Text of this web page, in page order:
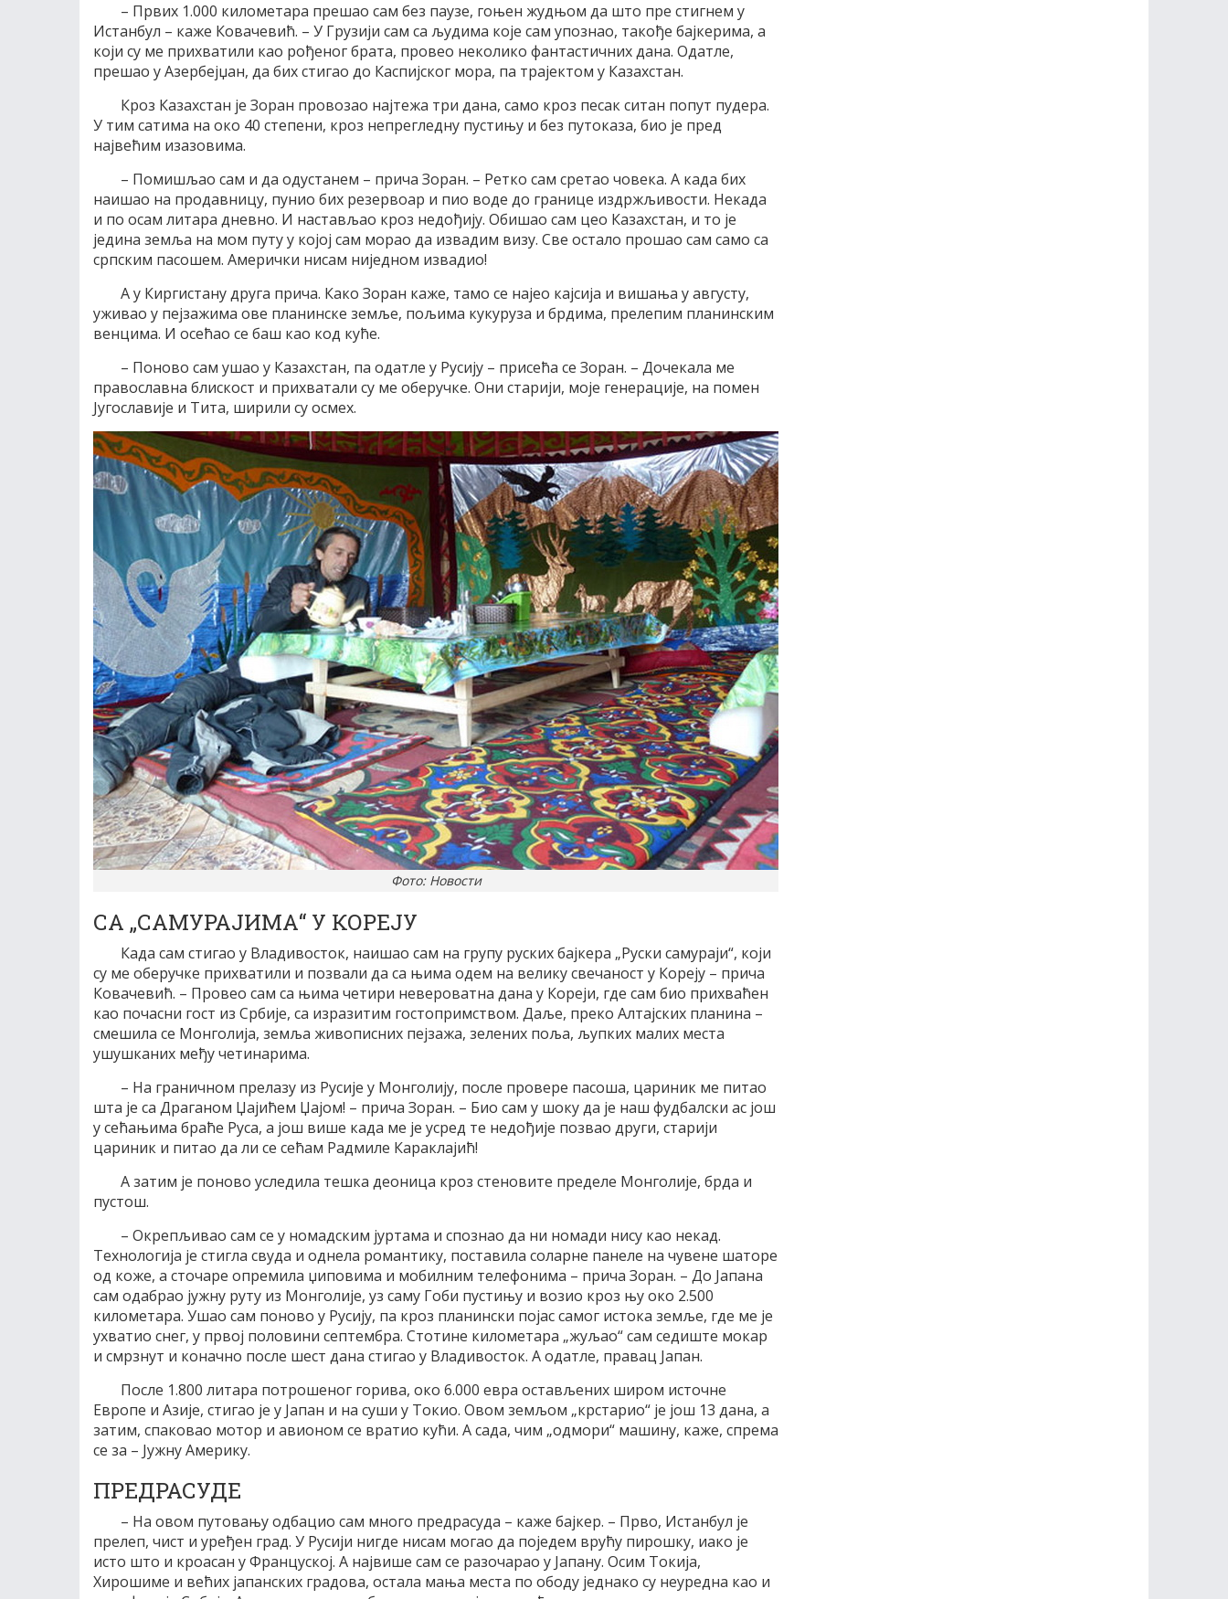
– Првих 1.000 километара прешао сам без паузе, гоњен жудњом да што пре стигнем у
Истанбул – каже Ковачевић. – У Грузији сам са људима које сам упознао, такође бајкерима, а
који су ме прихватили као рођеног брата, провео неколико фантастичних дана. Одатле,
прешао у Азербејџан, да бих стигао до Каспијског мора, па трајектом у Казахстан.
Кроз Казахстан је Зоран провозао најтежа три дана, само кроз песак ситан попут пудера.
У тим сатима на око 40 степени, кроз непрегледну пустињу и без путоказа, био је пред
највећим изазовима.
– Помишљао сам и да одустанем – прича Зоран. – Ретко сам сретао човека. А када бих
наишао на продавницу, пунио бих резервоар и пио воде до границе издржљивости. Некада
и по осам литара дневно. И настављао кроз недођију. Обишао сам цео Казахстан, и то је
једина земља на мом путу у којој сам морао да извадим визу. Све остало прошао сам само са
српским пасошем. Амерички нисам ниједном извадио!
А у Киргистану друга прича. Како Зоран каже, тамо се најео кајсија и вишања у августу,
уживао у пејзажима ове планинске земље, пољима кукуруза и брдима, прелепим планинским
венцима. И осећао се баш као код куће.
– Поново сам ушао у Казахстан, па одатле у Русију – присећа се Зоран. – Дочекала ме
православна блискост и прихватали су ме оберучке. Они старији, моје генерације, на помен
Југославије и Тита, ширили су осмех.
Фото: Новости
СА „САМУРАЈИМА“ У КОРЕЈУ
Када сам стигао у Владивосток, наишао сам на групу руских бајкера „Руски самураји“, који
су ме оберучке прихватили и позвали да са њима одем на велику свечаност у Кореју – прича
Ковачевић. – Провео сам са њима четири невероватна дана у Кореји, где сам био прихваћен
као почасни гост из Србије, са изразитим гостопримством. Даље, преко Алтајских планина –
смешила се Монголија, земља живописних пејзажа, зелених поља, љупких малих места
ушушканих међу четинарима.
– На граничном прелазу из Русије у Монголију, после провере пасоша, цариник ме питао
шта је са Драганом Џајићем Џајом! – прича Зоран. – Био сам у шоку да је наш фудбалски ас још
у сећањима браће Руса, а још више када ме је усред те недођије позвао други, старији
цариник и питао да ли се сећам Радмиле Караклајић!
А затим је поново уследила тешка деоница кроз стеновите пределе Монголије, брда и
пустош.
– Окрепљивао сам се у номадским јуртама и спознао да ни номади нису као некад.
Технологија је стигла свуда и однела романтику, поставила соларне панеле на чувене шаторе
од коже, а сточаре опремила џиповима и мобилним телефонима – прича Зоран. – До Јапана
сам одабрао јужну руту из Монголије, уз саму Гоби пустињу и возио кроз њу око 2.500
километара. Ушао сам поново у Русију, па кроз планински појас самог истока земље, где ме је
ухватио снег, у првој половини септембра. Стотине километара „жуљао“ сам седиште мокар
и смрзнут и коначно после шест дана стигао у Владивосток. А одатле, правац Јапан.
После 1.800 литара потрошеног горива, око 6.000 евра остављених широм источне
Европе и Азије, стигао је у Јапан и на суши у Токио. Овом земљом „крстарио“ је још 13 дана, а
затим, спаковао мотор и авионом се вратио кући. А сада, чим „одмори“ машину, каже, спрема
се за – Јужну Америку.
ПРЕДРАСУДЕ
– На овом путовању одбацио сам много предрасуда – каже бајкер. – Прво, Истанбул је
прелеп, чист и уређен град. У Русији нигде нисам могао да поједем врућу пирошку, иако је
исто што и кроасан у Француској. А највише сам се разочарао у Јапану. Осим Токија,
Хирошиме и већих јапанских градова, остала мања места по ободу једнако су неуредна као и